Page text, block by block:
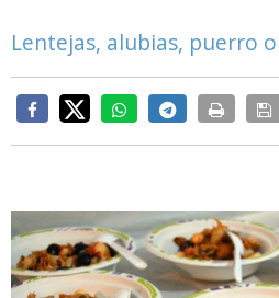
Lentejas, alubias, puerro